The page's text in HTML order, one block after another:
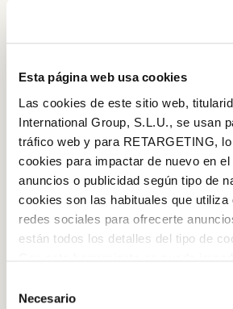
Esta página web usa cookies
Las cookies de este sitio web,
International Group, S.L.U., se usan
tráfico web y para RETARGETING,
cookies para impactar de nuevo en
anuncios o publicidad según tipo de
cookies son las habituales que utiliza
redes sociales para ofrecerte
están todos los detalles del tipo de
la web aparece cómo evitar las
Necesario
Extra Virgin Olive Oil
STEP BY STEP
Wrap in silver foil and bake for 15